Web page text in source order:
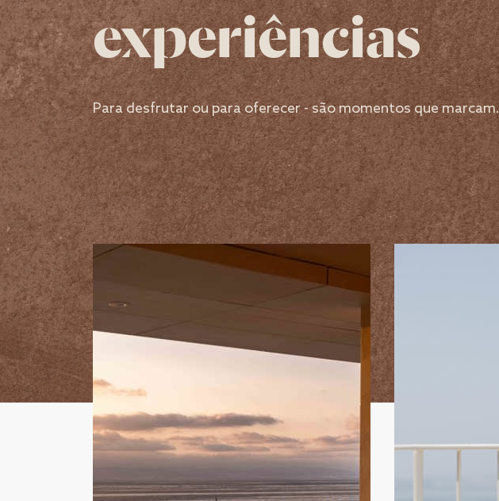
experiências
Para desfrutar ou para oferecer - são momentos que marcam.